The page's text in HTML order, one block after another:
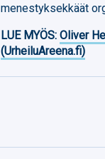
menestyksekkäät
LUE MYÖS:Oliver
(UrheiluAreena.fi)